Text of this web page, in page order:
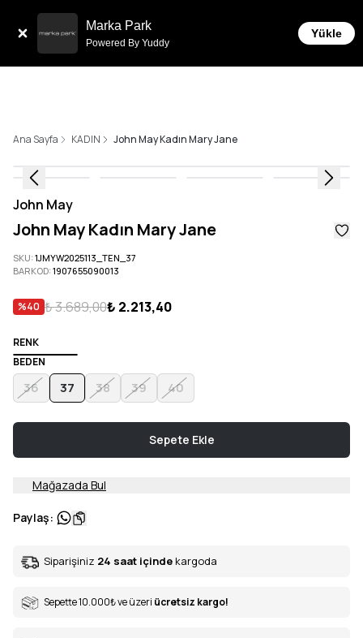
Marka Park
Powered By Yuddy
Yükle
Ana Sayfa KADIN John May Kadın Mary Jane
John May
John May Kadın Mary Jane
SKU:1JMYW2025113_TEN_37
BARKOD:1907655090013
%40 ₺ 3.689,00₺ 2.213,40
RENK
BEDEN
36 37 38 39 40
Sepete Ekle
Mağazada Bul
Paylaş:
Siparişiniz 24 saat içinde kargoda
Sepette 10.000₺ve üzeri ücretsiz kargo!